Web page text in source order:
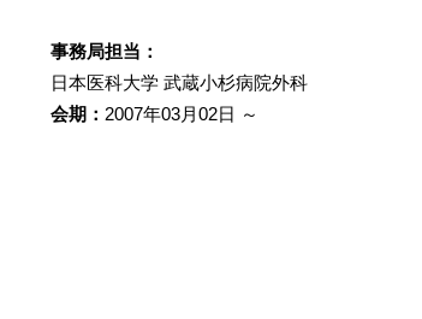
事務局担当：
日本医科大学 武蔵小杉病院外科
会期： 2007年03月02日 ～